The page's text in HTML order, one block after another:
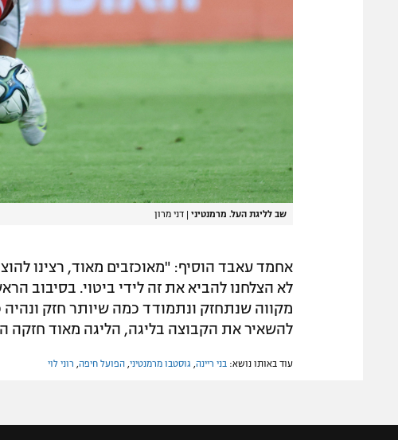
שב לליגת העל. מרמנטיני | דני מרון
אחמד עאבד הוסיף: "מאוכזבים מאוד, רצינו
לא הצלחנו להביא את זה לידי ביטוי. בסיבוב
מקווה שנתחזק ונתמודד כמה שיותר חזק
להשאיר את הקבוצה בליגה, הליגה מאוד חזקה
עוד באותו נושא: בני ריינה גוסטבו מרמנטיני הפועל חיפה רוני לוי